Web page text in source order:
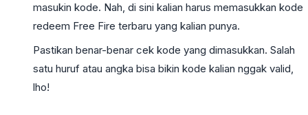
masukin kode. Nah, di sini kalian harus memasukkan kode
redeem Free Fire terbaru yang kalian punya.
Pastikan benar-benar cek kode yang dimasukkan. Salah
satu huruf atau angka bisa bikin kode kalian nggak valid,
lho!